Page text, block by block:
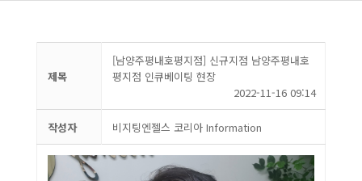
제목
[남양주평내호평지점] 신규지점 남양주평내호
평지점 인큐베이팅 현장
2022-11-16 09:14
작성자 비지팅엔젤스 코리아 Information